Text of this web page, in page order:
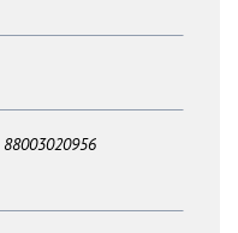
88003020956